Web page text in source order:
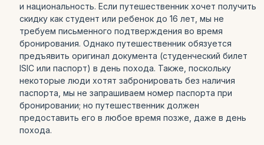
и национальность. Если путешественник хочет получить
скидку как студент или ребенок до 16 лет, мы не
требуем письменного подтверждения во время
бронирования. Однако путешественник обязуется
предъявить оригинал документа (студенческий билет
ISIC или паспорт) в день похода. Также, поскольку
некоторые люди хотят забронировать без наличия
паспорта, мы не запрашиваем номер паспорта при
бронировании; но путешественник должен
предоставить его в любое время позже, даже в день
похода.